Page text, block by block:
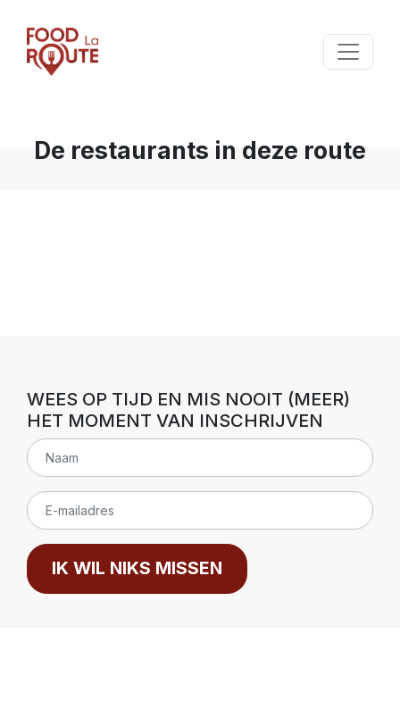
De restaurants in deze route
WEES OP TIJD EN MIS NOOIT (MEER)
HET MOMENT VAN INSCHRIJVEN
IK WIL NIKS MISSEN